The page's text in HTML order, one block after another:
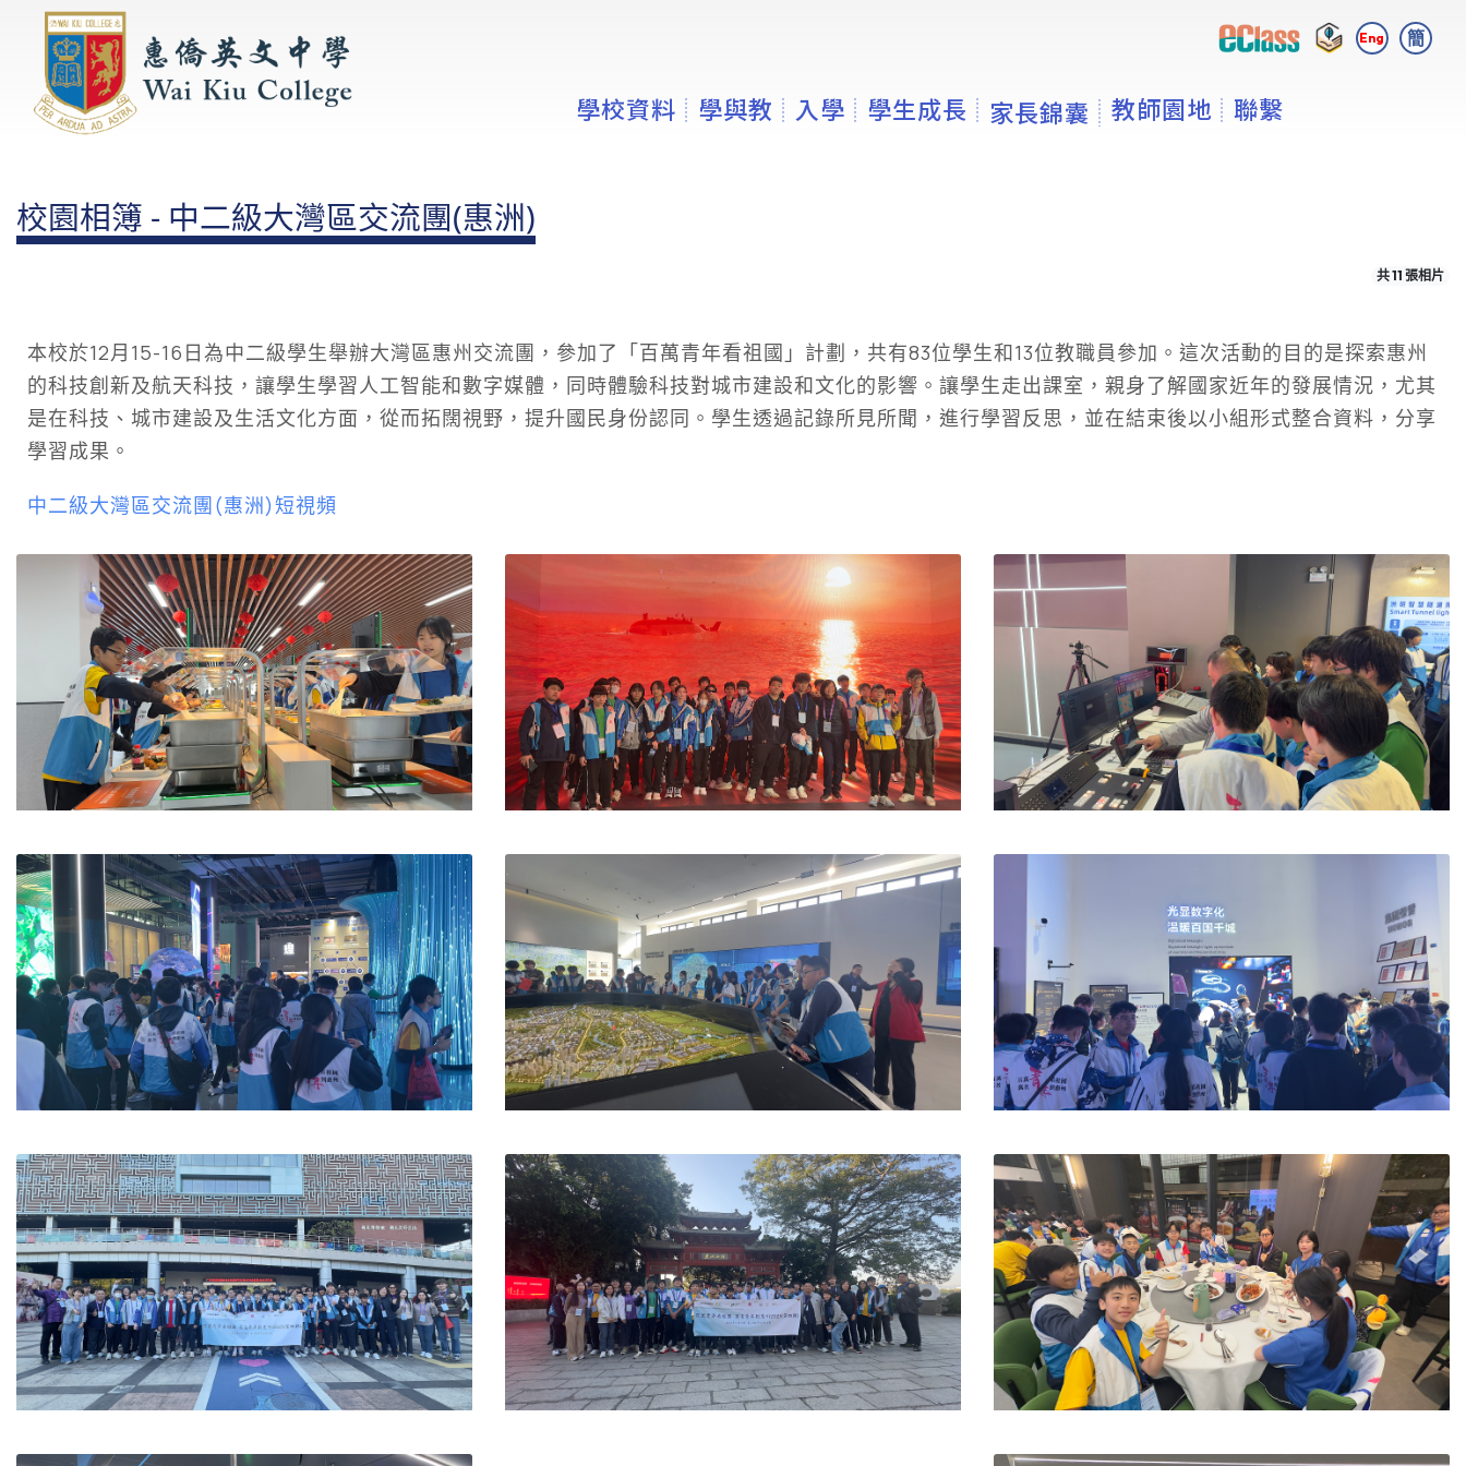
Eng 簡
學校資料 學與教 入學 學生成長 家長錦囊 教師園地 聯繫
校園相簿 - 中二級大灣區交流團(惠洲)
共 11 張相片
本校於12月15-16日為中二級學生舉辦大灣區惠州交流團，參加了「百萬青年看祖國」計劃，共有83位學生和13位教職員參加。這次活動的目的是探索惠州
的科技創新及航天科技，讓學生學習人工智能和數字媒體，同時體驗科技對城市建設和文化的影響。讓學生走出課室，親身了解國家近年的發展情況，尤其
是在科技、城市建設及生活文化方面，從而拓闊視野，提升國民身份認同。學生透過記錄所見所聞，進行學習反思，並在結束後以小組形式整合資料，分享
學習成果。
中二級大灣區交流團(惠洲)短視頻